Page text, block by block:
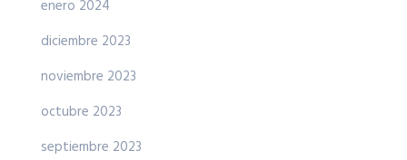
enero 2024
diciembre 2023
noviembre 2023
octubre 2023
septiembre 2023